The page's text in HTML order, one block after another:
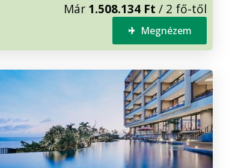
Már 1.508.134 Ft / 2 fő-től
Megnézem